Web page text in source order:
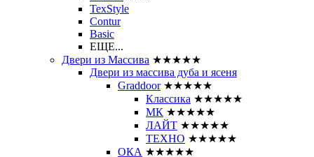
TexStyle
Contur
Basic
ЕЩЕ...
Двери из Массива ★★★★★
Двери из массива дуба и ясеня
Graddoor ★★★★★
Классика ★★★★★
МК ★★★★★
ЛАЙТ ★★★★★
ТЕХНО ★★★★★
ОКА ★★★★★